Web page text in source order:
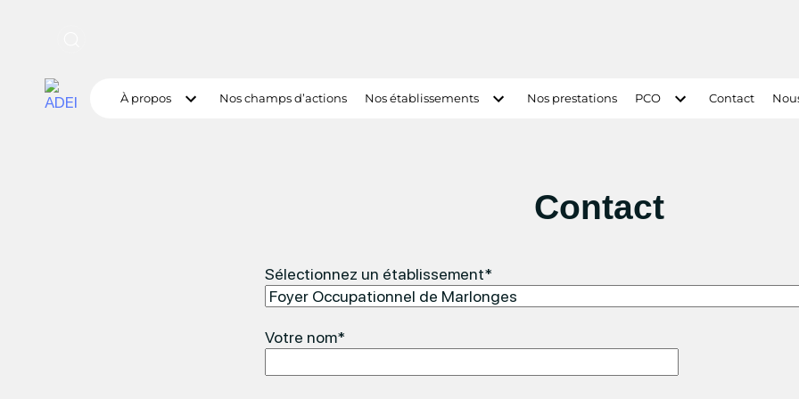
À propos Nos champs d’actions Nos établissements Nos prestations PCO Contact
Contact
Sélectionnez un établissement*
Votre nom*